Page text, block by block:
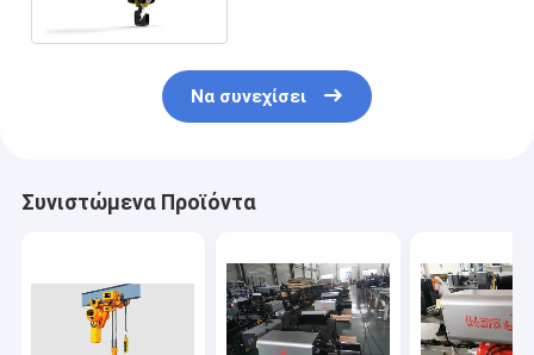
Να συνεχίσει
Συνιστώμενα Προϊόντα